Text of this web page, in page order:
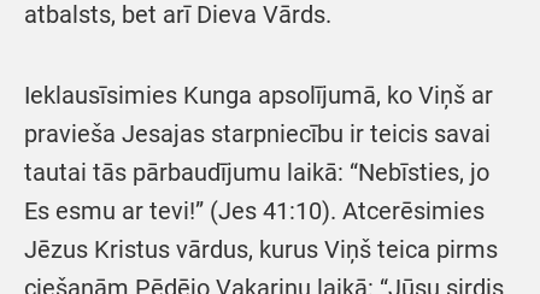
atbalsts, bet arī Dieva Vārds.
Ieklausīsimies Kunga apsolījumā, ko Viņš ar
pravieša Jesajas starpniecību ir teicis savai
tautai tās pārbaudījumu laikā: “Nebīsties, jo
Es esmu ar tevi!” (Jes 41:10). Atcerēsimies
Jēzus Kristus vārdus, kurus Viņš teica pirms
ciešanām Pēdējo Vakariņu laikā: “Jūsu sirdis